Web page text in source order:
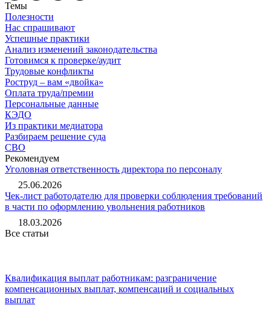
Темы
Полезности
Нас спрашивают
Успешные практики
Анализ изменений законодательства
Готовимся к проверке/аудит
Трудовые конфликты
Роструд – вам «двойка»
Оплата труда/премии
Персональные данные
КЭДО
Из практики медиатора
Разбираем решение суда
СВО
Рекомендуем
Уголовная ответственность директора по персоналу
25.06.2026
Чек-лист работодателю для проверки соблюдения требований
в части по оформлению увольнения работников
18.03.2026
Все статьи
Квалификация выплат работникам: разграничение
компенсационных выплат, компенсаций и социальных
выплат